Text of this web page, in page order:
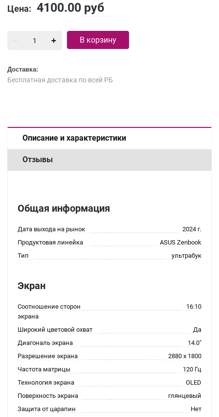
Цена: 4100.00 руб
В корзину
Доставка:
Бесплатная доставка по всей РБ
Описание и характеристики
Отзывы
Общая информация
Дата выхода на рынок
2024 г.
Продуктовая линейка
ASUS Zenbook
Тип
ультрабук
Экран
Соотношение сторон
экрана
16:10
Широкий цветовой охват
Да
Диагональ экрана
14.0"
Разрешение экрана
2880 x 1800
Частота матрицы
120 Гц
Технология экрана
OLED
Поверхность экрана
глянцевый
Защита от царапин
Нет